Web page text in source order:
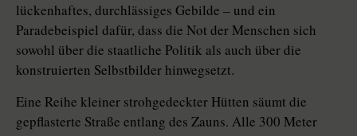
lückenhaftes, durchlässiges Gebilde – und ein
Paradebeispiel dafür, dass die Not der Menschen sich
sowohl über die staatliche Politik als auch über die
konstruierten Selbstbilder hinwegsetzt.
Eine Reihe kleiner strohgedeckter Hütten säumt die
gepflasterte Straße entlang des Zauns. Alle 300 Meter